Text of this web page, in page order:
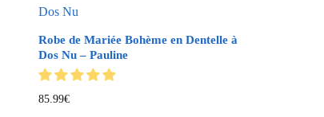
Robe de Mariée Bohème en Dentelle à
Dos Nu – Pauline
85.99€